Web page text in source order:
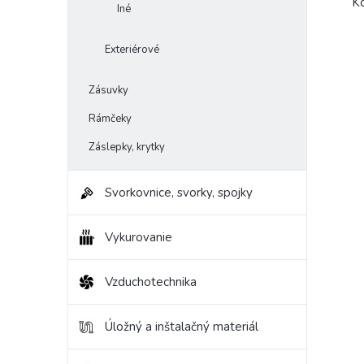
Iné
Exteriérové
Zásuvky
Rámčeky
Záslepky, krytky
Svorkovnice, svorky, spojky
Vykurovanie
Vzduchotechnika
Úložný a inštalačný materiál